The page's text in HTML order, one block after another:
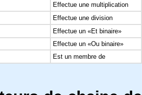
Effectue une multiplication
Effectue une division
Effectue un «Et binaire»
Effectue un «Ou binaire»
Est un membre de